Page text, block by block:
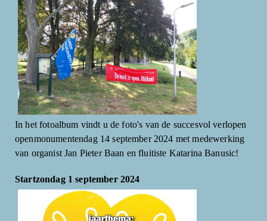
In het fotoalbum vindt u de foto's van de succesvol verlopen
openmonumentendag 14 september 2024 met medewerking
van organist Jan Pieter Baan en fluitiste Katarina Banusic!
Startzondag 1 september 2024